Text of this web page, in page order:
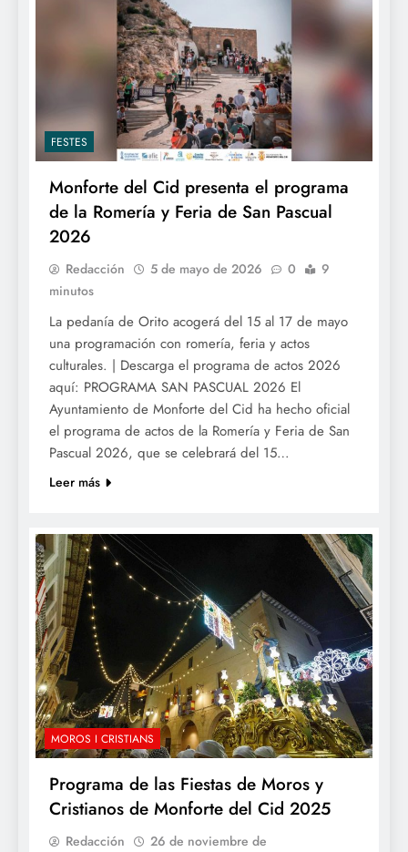
FESTES
Monforte del Cid presenta el programa
de la Romería y Feria de San Pascual
2026
Redacción 5 de mayo de 2026 0
9
minutos
La pedanía de Orito acogerá del 15 al 17 de mayo
una programación con romería, feria y actos
culturales. | Descarga el programa de actos 2026
aquí: PROGRAMA SAN PASCUAL 2026 El
Ayuntamiento de Monforte del Cid ha hecho oficial
el programa de actos de la Romería y Feria de San
Pascual 2026, que se celebrará del 15…
Leer más
MOROS I CRISTIANS
Programa de las Fiestas de Moros y
Cristianos de Monforte del Cid 2025
Redacción
26 de noviembre de